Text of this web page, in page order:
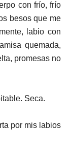
con frío, frío
besos que me
labio con
quemada,
promesas no
Seca.
por mis labios